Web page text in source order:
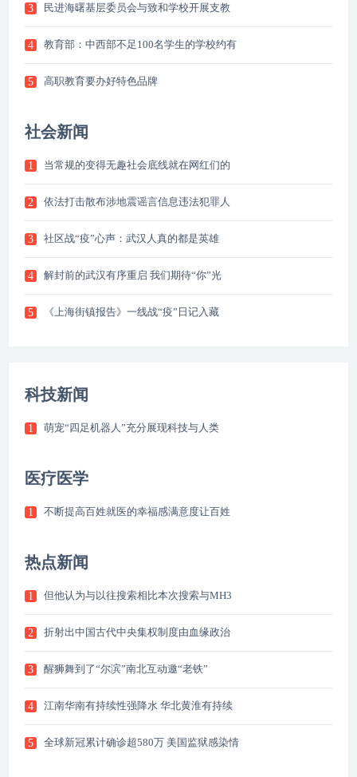
3 民进海曙基层委员会与致和学校开展支教
4 教育部：中西部不足100名学生的学校约有
5 高职教育要办好特色品牌
社会新闻
1 当常规的变得无趣社会底线就在网红们的
2 依法打击散布涉地震谣言信息违法犯罪人
3 社区战“疫”心声：武汉人真的都是英雄
4 解封前的武汉有序重启 我们期待“你”光
5 《上海街镇报告》一线战“疫”日记入藏
科技新闻
1 萌宠“四足机器人”充分展现科技与人类
医疗医学
1 不断提高百姓就医的幸福感满意度让百姓
热点新闻
1 但他认为与以往搜索相比本次搜索与MH3
2 折射出中国古代中央集权制度由血缘政治
3 醒狮舞到了“尔滨”南北互动邀“老铁”
4 江南华南有持续性强降水 华北黄淮有持续
5 全球新冠累计确诊超580万 美国监狱感染情